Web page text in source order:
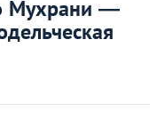
Мухрани —